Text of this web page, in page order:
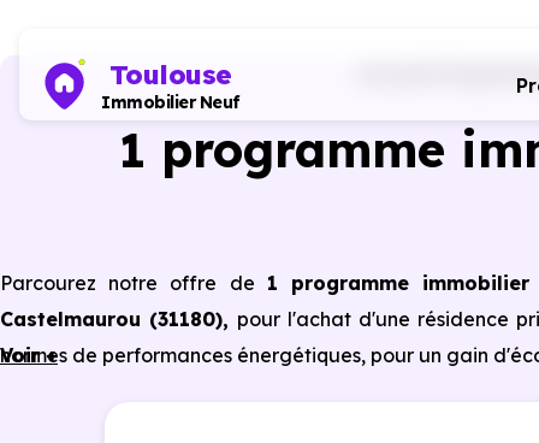
Toulouse
Immobilier Neuf
1 programme
Parcourez notre offre de 1 programme
Castelmaurou (31180), pour l'achat d'une résidence
normes de performances énergétiques, pour un gain
Voir +